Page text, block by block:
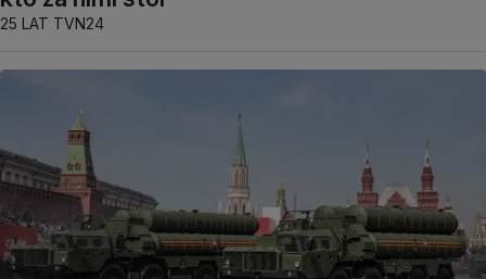
25 LAT TVN24